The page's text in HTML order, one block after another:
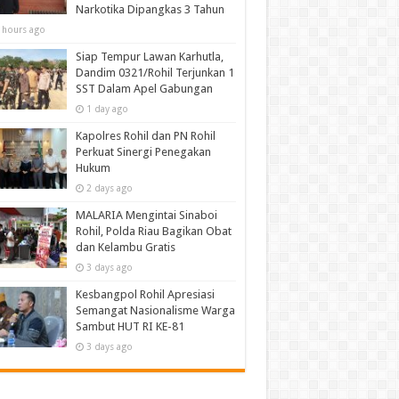
Narkotika Dipangkas 3 Tahun
ago
Siap Tempur Lawan Karhutla,
Dandim 0321/Rohil Terjunkan 1
SST Dalam Apel Gabungan
1 day ago
Kapolres Rohil dan PN Rohil
Perkuat Sinergi Penegakan
Hukum
2 days ago
MALARIA Mengintai Sinaboi
Rohil, Polda Riau Bagikan Obat
dan Kelambu Gratis
3 days ago
Kesbangpol Rohil Apresiasi
Semangat Nasionalisme Warga
Sambut HUT RI KE-81
3 days ago